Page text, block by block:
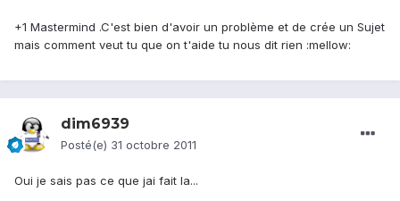
+1 Mastermind .C'est bien d'avoir un problème et de crée un Sujet
mais comment veut tu que on t'aide tu nous dit rien :mellow:
dim6939
Posté(e) 31 octobre 2011
Oui je sais pas ce que jai fait la...